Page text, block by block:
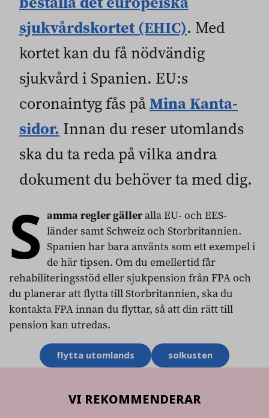
sjukvårdskortet (EHIC). Med
kortet kan du få nödvändig
sjukvård i Spanien. EU:s
coronaintyg fås påMina Kanta-
sidor. Innan du reser utomlands
ska du ta reda på vilka andra
dokument du behöver ta med dig.
S amma regler gälleralla EU- och EES-
länder samt Schweiz och Storbritannien.
Spanien har bara använts som ett exempel i
de här tipsen. Om du emellertid får
rehabiliteringsstöd eller sjukpension från FPA och
du planerar att flytta till Storbritannien, ska du
kontakta FPA innan du flyttar, så att din rätt till
pension kan utredas.
Ämnesordflytta utomlands solkusten
VI REKOMMENDERAR